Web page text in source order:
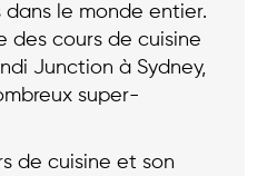
dans le monde entier.
des cours de cuisine
Junction à Sydney,
super-
de cuisine et son